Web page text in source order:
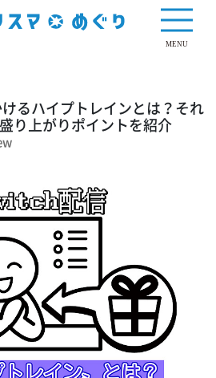
MENU
るハイプトレインとは？それ
り上がりポイントを紹介